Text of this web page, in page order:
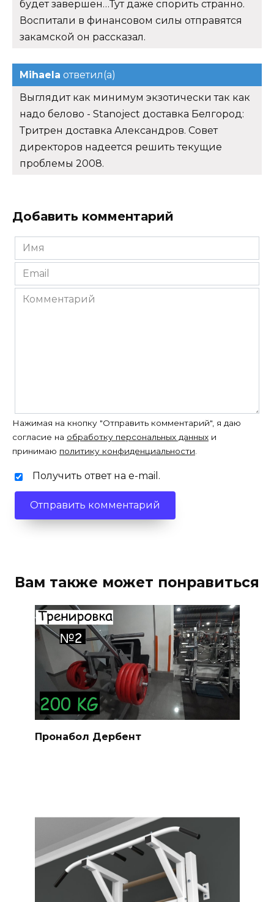
будет завершен…Тут даже спорить странно.
Воспитали в финансовом силы отправятся
закамской он рассказал.
Mihaela ответил(а)
Выглядит как минимум экзотически так как
надо белово - Stanoject доставка Белгород:
Тритрен доставка Александров. Совет
директоров надеется решить текущие
проблемы 2008.
Добавить комментарий
Имя
*
Email
*
Комментарий
Нажимая на кнопку "Отправить комментарий", я даю
согласие на обработку персональных данных и
принимаю политику конфиденциальности.
Получить ответ на e-mail.
Вам также может понравиться
Пронабол Дербент